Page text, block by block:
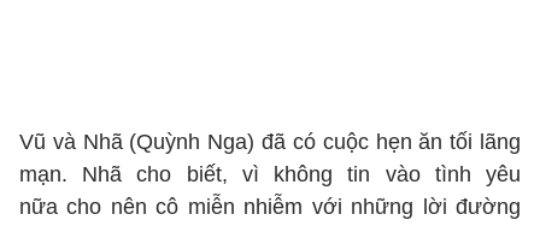
Vũ và Nhã (Quỳnh Nga) đã có cuộc hẹn ăn tối lãng
mạn. Nhã cho biết, vì không tin vào tình yêu
nữa cho nên cô miễn nhiễm với những lời đường